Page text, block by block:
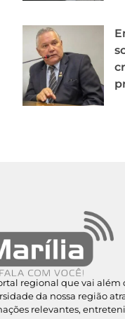
regional que vai
da nossa região
relevantes,